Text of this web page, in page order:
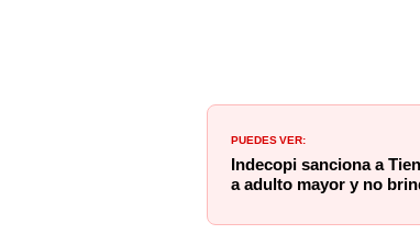
PUEDES VER:
Indecopi sanciona a
a adulto mayor y no